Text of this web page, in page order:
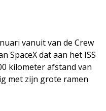
vanuit van de Crew
SpaceX dat aan het ISS
kilometer afstand van
met zijn grote ramen